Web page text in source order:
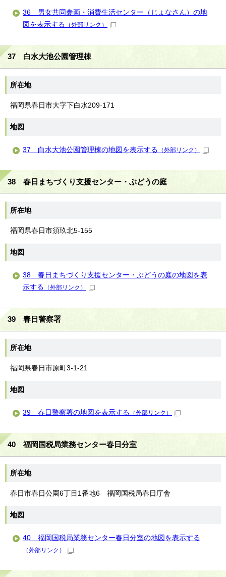
36 男女共同参画・消費生活センター（じょなさん）の地
図を表示する （外部リンク）
37 白水大池公園管理棟
所在地
福岡県春日市大字下白水209-171
地図
37 白水大池公園管理棟の地図を表示する （外部リンク）
38 春日まちづくり支援センター・ぶどうの庭
所在地
福岡県春日市須玖北5-155
地図
38 春日まちづくり支援センター・ぶどうの庭の地図を表
示する （外部リンク）
39 春日警察署
所在地
福岡県春日市原町3-1-21
地図
39 春日警察署の地図を表示する （外部リンク）
40 福岡国税局業務センター春日分室
所在地
春日市春日公園6丁目1番地6 福岡国税局春日庁舎
地図
40 福岡国税局業務センター春日分室の地図を表示する
（外部リンク）